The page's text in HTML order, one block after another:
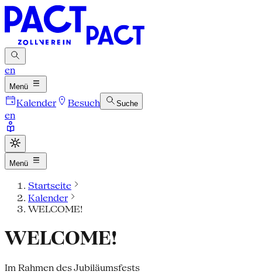
en
Menü
Kalender Besuch Suche
en
Menü
Startseite
Kalender
WELCOME!
WELCOME!
Im Rahmen des Jubiläumsfests